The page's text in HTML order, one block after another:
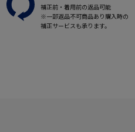
補正前・着用前の返品可能
※一部返品不可商品あり購入時の
補正サービスも承ります。